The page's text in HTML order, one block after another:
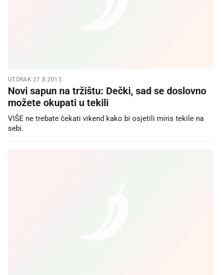
UTORAK 27.8.2013.
Novi sapun na tržištu: Dečki, sad se doslovno
možete okupati u tekili
VIŠE ne trebate čekati vikend kako bi osjetili miris tekile na
sebi.